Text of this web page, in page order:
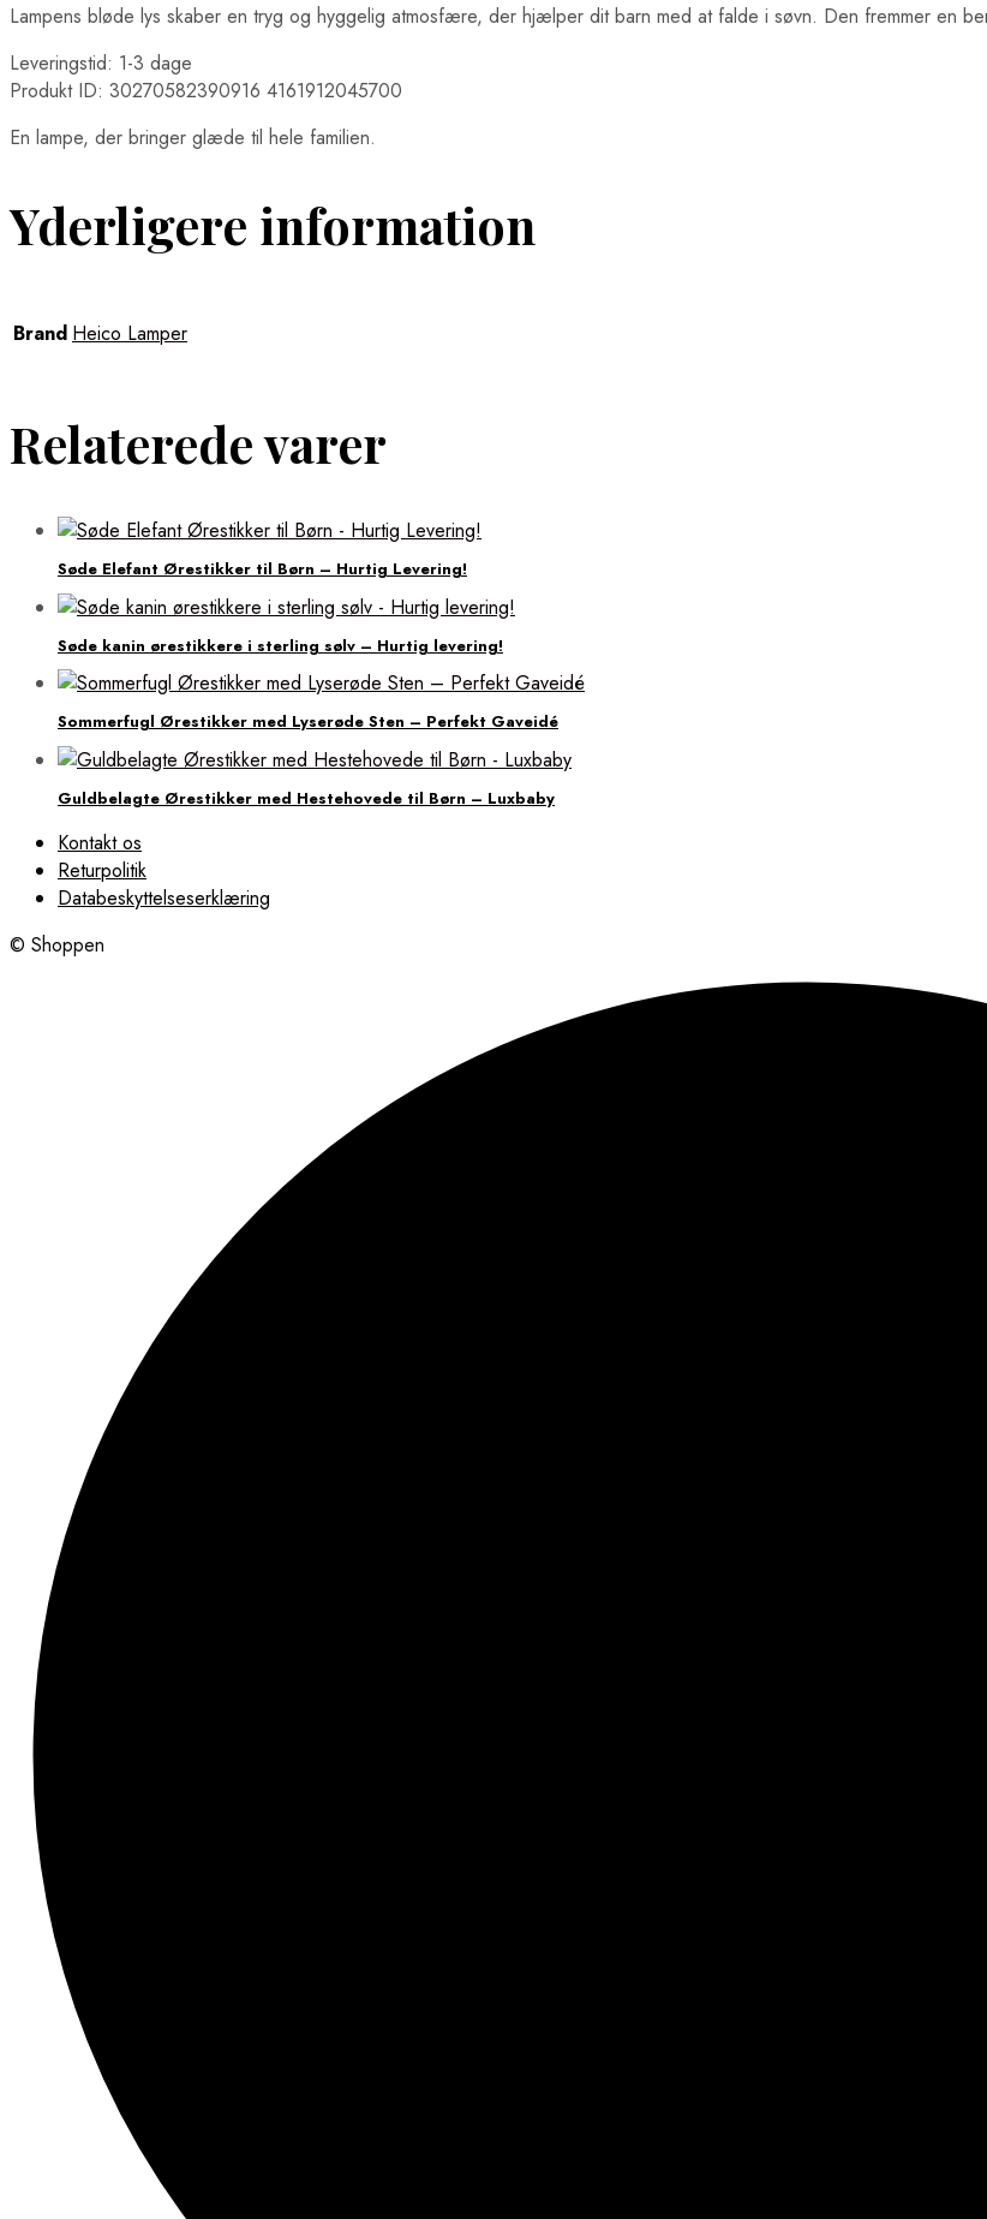
Lampens bløde lys skaber en tryg og hyggelig atmosfære, der hjælper dit barn med at falde i søvn. Den fremmer en
Leveringstid: 1-3 dage
Produkt ID: 30270582390916 4161912045700
En lampe, der bringer glæde til hele familien.
Yderligere information
Brand Heico Lamper
Relaterede varer
Søde Elefant Ørestikker til Børn – Hurtig Levering!
Søde kanin ørestikkere i sterling sølv – Hurtig levering!
Sommerfugl Ørestikker med Lyserøde Sten – Perfekt Gaveidé
Guldbelagte Ørestikker med Hestehovede til Børn – Luxbaby
Kontakt os
Returpolitik
Databeskyttelseserklæring
© Shoppen